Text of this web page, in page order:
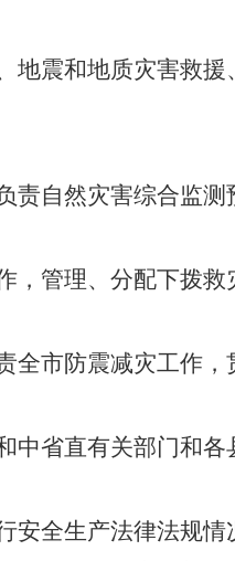
震和地质灾害救援
自然灾害综合监测
管理、分配下拨救
市防震减灾工作，
省直有关部门和各
全生产法律法规情